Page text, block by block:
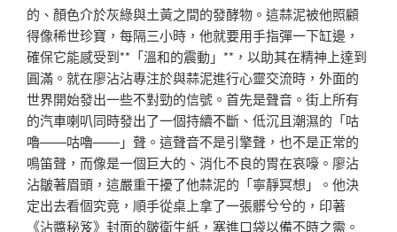
的、顏色介於灰綠與土黃之間的發酵物。這蒜泥被他照顧
得像稀世珍寶，每隔三小時，他就要用手指彈一下缸邊，
確保它能感受到**「溫和的震動」**，以助其在精神上達到
圓滿。就在廖沾沾專注於與蒜泥進行心靈交流時，外面的
世界開始發出一些不對勁的信號。首先是聲音。街上所有
的汽車喇叭同時發出了一個持續不斷、低沉且潮濕的「咕
嚕——咕嚕——」聲。這聲音不是引擎聲，也不是正常的
鳴笛聲，而像是一個巨大的、消化不良的胃在哀嚎。廖沾
沾皺著眉頭，這嚴重干擾了他蒜泥的「寧靜冥想」。他決
定出去看個究竟，順手從桌上拿了一張髒兮兮的，印著
《沾醬秘笈》封面的皺衛生紙，塞進口袋以備不時之需。